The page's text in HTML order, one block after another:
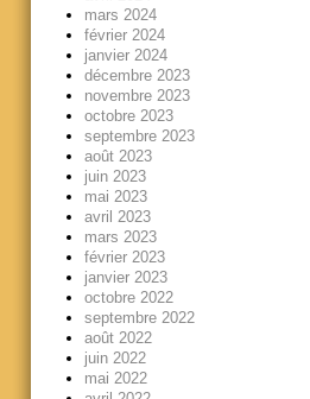
mars 2024
février 2024
janvier 2024
décembre 2023
novembre 2023
octobre 2023
septembre 2023
août 2023
juin 2023
mai 2023
avril 2023
mars 2023
février 2023
janvier 2023
octobre 2022
septembre 2022
août 2022
juin 2022
mai 2022